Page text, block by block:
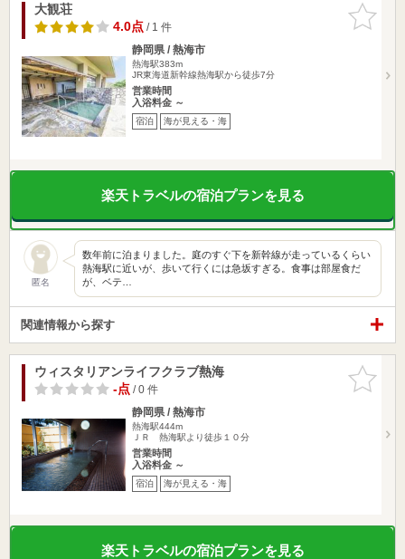
お気に入
りに追加
大観荘
4.0点/ 1 件
静岡県 / 熱海市
熱海駅383m
JR東海道新幹線熱海駅から徒歩7分
営業時間
入浴料金 ～
宿泊 海が見える・海
楽天トラベルの宿泊プランを見る
匿名
数年前に泊まりました。庭のすぐ下を新幹線が走っているくらい
熱海駅に近いが、歩いて行くには急坂すぎる。食事は部屋食だ
が、ベテ…
関連情報から探す
お気に入
りに追加
ウィスタリアンライフクラブ熱海
-点/ 0 件
静岡県 / 熱海市
熱海駅444m
ＪＲ 熱海駅より徒歩１０分
営業時間
入浴料金 ～
宿泊 海が見える・海
楽天トラベルの宿泊プランを見る